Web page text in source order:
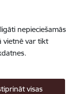
nepieciešamās
vietnē var tikt
visas